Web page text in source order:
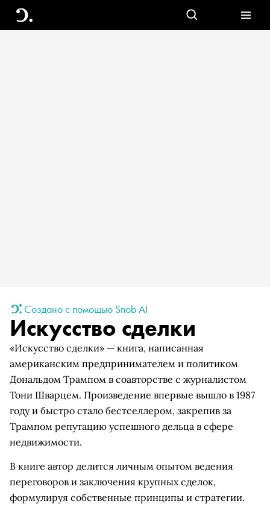
Создано с помощью Snob AI
Искусство сделки
«Искусство сделки» — книга, написанная
американским предпринимателем и политиком
Дональдом Трампом в соавторстве с журналистом
Тони Шварцем. Произведение впервые вышло в 1987
году и быстро стало бестселлером, закрепив за
Трампом репутацию успешного дельца в сфере
недвижимости.
В книге автор делится личным опытом ведения
переговоров и заключения крупных сделок,
формулируя собственные принципы и стратегии.